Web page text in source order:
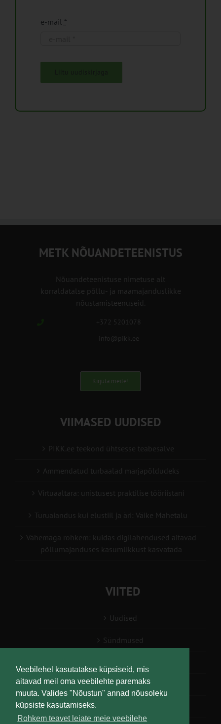
Veebilehel kasutatakse küpsiseid, mis
aitavad meil oma veebilehte paremaks
muuta. Valides "Nõustun" annad nõusoleku
küpsiste kasutamiseks.
Rohkem teavet leiate meie veebilehe
e-mail *
METK NÕUANDETEENISTUS
Nõuandeteenistuse nimetuse alt
korraldatalse põllu- ja maamajanduslikke
nõustamisteenuseid.
+372 5201078
info@pikk.ee
Kirjuta meile!
VIIMASED UUDISED
PIKK.ee teekond ühtsesse teabesalve
Ammendatud turbaalad marjapõldudeks
Virtuaaltara: unistusest praktilise tööriistani
Turuaiandus kui elustiil ja äri: Väike Mahetalu
Vähemaga rohkem: kuidas digilahendused aitavad
põllumajanduses kasumlikkust kasvatada
VIITED
Uudised
Sündmused
Teabesalv
Liitu uudiskirjaga